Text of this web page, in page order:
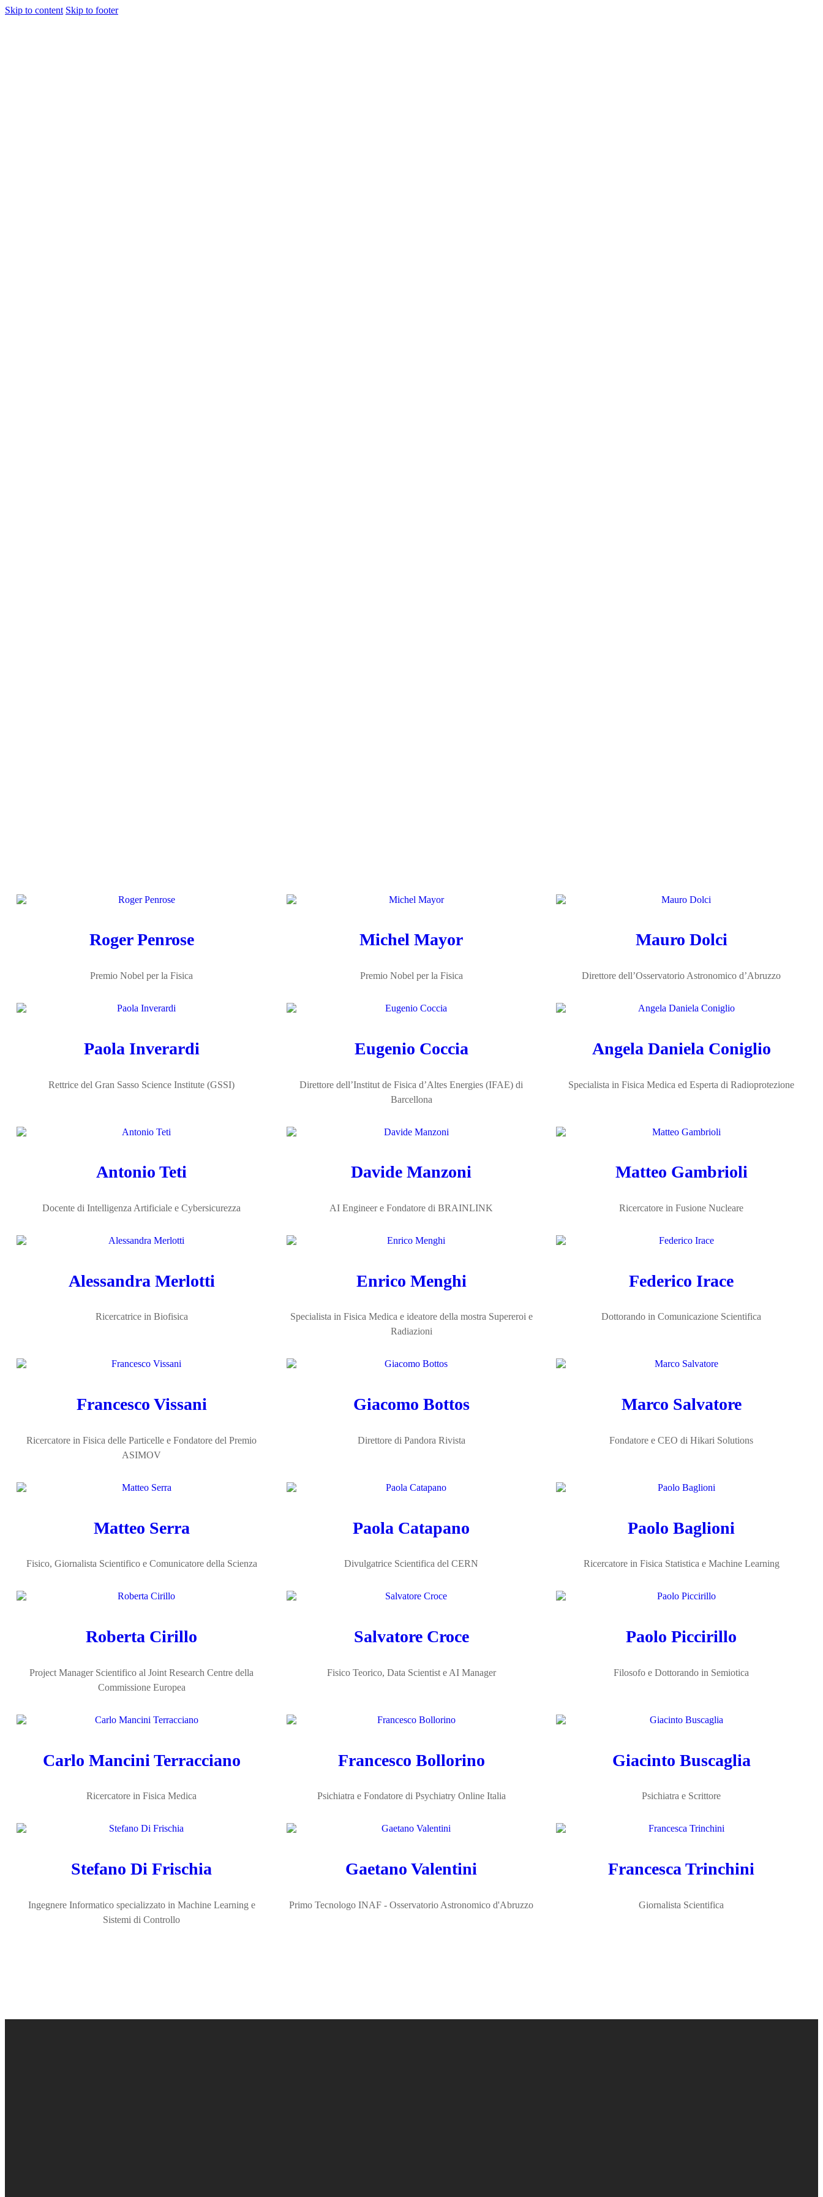
Skip to content Skip to footer
Roger Penrose
Premio Nobel per la Fisica
Michel Mayor
Premio Nobel per la Fisica
Mauro Dolci
Direttore dell’Osservatorio Astronomico d’Abruzzo
Paola Inverardi
Rettrice del Gran Sasso Science Institute (GSSI)
Eugenio Coccia
Direttore dell’Institut de Fisica d’Altes Energies (IFAE) di
Barcellona
Angela Daniela Coniglio
Specialista in Fisica Medica ed Esperta di Radioprotezione
Antonio Teti
Docente di Intelligenza Artificiale e Cybersicurezza
Davide Manzoni
AI Engineer e Fondatore di BRAINLINK
Matteo Gambrioli
Ricercatore in Fusione Nucleare
Alessandra Merlotti
Ricercatrice in Biofisica
Enrico Menghi
Specialista in Fisica Medica e ideatore della mostra Supereroi e
Radiazioni
Federico Irace
Dottorando in Comunicazione Scientifica
Francesco Vissani
Ricercatore in Fisica delle Particelle e Fondatore del Premio
ASIMOV
Giacomo Bottos
Direttore di Pandora Rivista
Marco Salvatore
Fondatore e CEO di Hikari Solutions
Matteo Serra
Fisico, Giornalista Scientifico e Comunicatore della Scienza
Paola Catapano
Divulgatrice Scientifica del CERN
Paolo Baglioni
Ricercatore in Fisica Statistica e Machine Learning
Roberta Cirillo
Project Manager Scientifico al Joint Research Centre della
Commissione Europea
Salvatore Croce
Fisico Teorico, Data Scientist e AI Manager
Paolo Piccirillo
Filosofo e Dottorando in Semiotica
Carlo Mancini Terracciano
Ricercatore in Fisica Medica
Francesco Bollorino
Psichiatra e Fondatore di Psychiatry Online Italia
Giacinto Buscaglia
Psichiatra e Scrittore
Stefano Di Frischia
Ingegnere Informatico specializzato in Machine Learning e
Sistemi di Controllo
Gaetano Valentini
Primo Tecnologo INAF - Osservatorio Astronomico d'Abruzzo
Francesca Trinchini
Giornalista Scientifica